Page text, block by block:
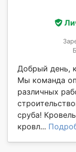
Добрый день,
Мы команда
различных
сруба!
кровл...